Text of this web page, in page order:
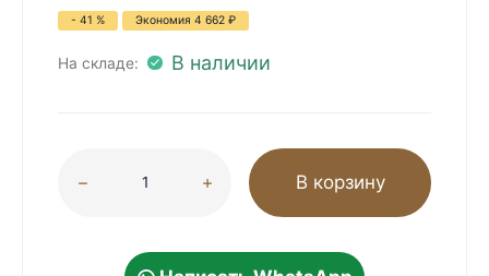
- 41 % Экономия 4 662 ₽
На складе: В наличии
В корзину